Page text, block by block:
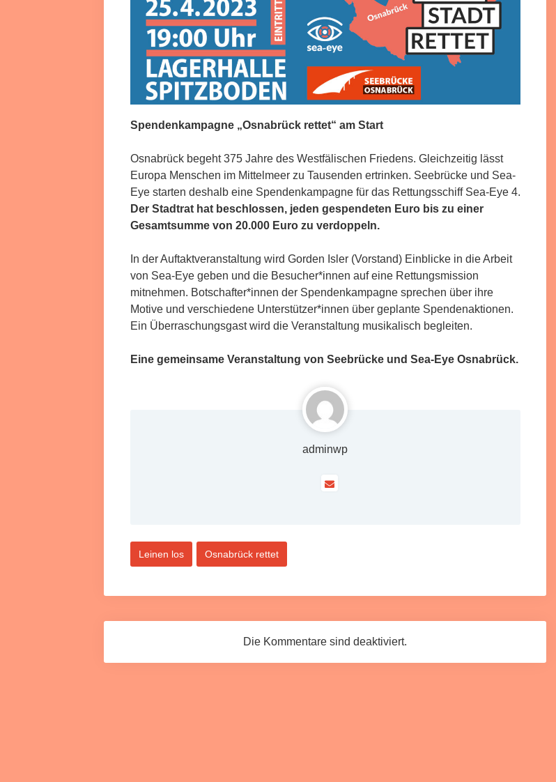
Spendenkampagne „Osnabrück rettet“ am Start
Osnabrück begeht 375 Jahre des Westfälischen Friedens. Gleichzeitig lässt
Europa Menschen im Mittelmeer zu Tausenden ertrinken. Seebrücke und Sea-
Eye starten deshalb eine Spendenkampagne für das Rettungsschiff Sea-Eye 4.
Der Stadtrat hat beschlossen, jeden gespendeten Euro bis zu einer
Gesamtsumme von 20.000 Euro zu verdoppeln.
In der Auftaktveranstaltung wird Gorden Isler (Vorstand) Einblicke in die Arbeit
von Sea-Eye geben und die Besucher*innen auf eine Rettungsmission
mitnehmen. Botschafter*innen der Spendenkampagne sprechen über ihre
Motive und verschiedene Unterstützer*innen über geplante Spendenaktionen.
Ein Überraschungsgast wird die Veranstaltung musikalisch begleiten.
Eine gemeinsame Veranstaltung von Seebrücke und Sea-Eye Osnabrück.
adminwp
Leinen los Osnabrück rettet
Die Kommentare sind deaktiviert.